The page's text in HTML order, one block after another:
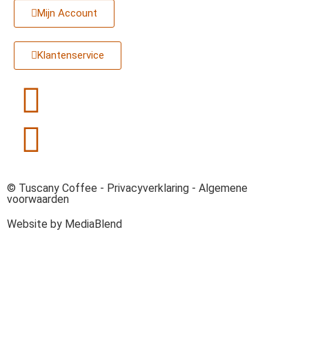
Mijn Account
Klantenservice
© Tuscany Coffee - Privacyverklaring - Algemene
voorwaarden
Website by MediaBlend